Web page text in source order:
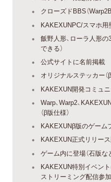
クローズドBBS（
KAKEXUNPC/スマホ用
飯野人形、ローラ人形の
できる）
公式サイトに名前掲載
オリジナルステッカー（
KAKEXUN開発コミュ
Warp、Warp2、
（β版仕様）
KAKEXUNβ版のゲーム
KAKEXUN正式リリー
ゲーム内に登場（石版な
KAKEXUN特別イベン
ストリーミング配信参加